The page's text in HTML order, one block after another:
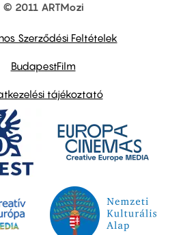
© 2011 ARTMozi
Szerződési Feltételek
BudapestFilm
tájékoztató